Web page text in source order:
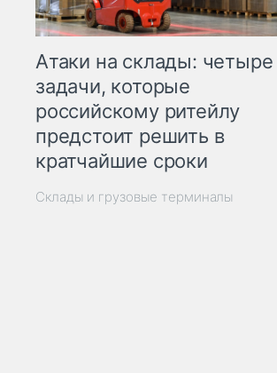
Атаки на склады: четыре
задачи, которые
российскому ритейлу
предстоит решить в
кратчайшие сроки
Склады и грузовые терминалы